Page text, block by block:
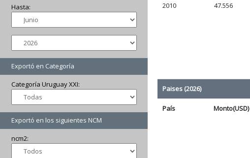
Hasta:
Exportó en Categoría
Categoría Uruguay XXI:
Exportó en los siguientes NCM
ncm2:
2010 47.556
Paises (2026)
País Monto(USD)